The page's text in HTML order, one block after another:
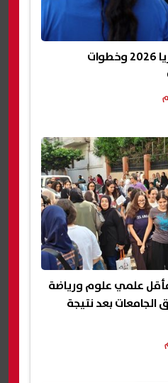
رابط نتائج بكالوريا سوريا 2026 وخطوات
تقبل من 60% فأقل علمي علوم ورياضة
الجامعات بعد نتيجة